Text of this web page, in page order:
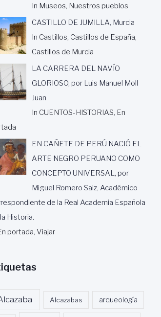
In Museos, Nuestros pueblos
CASTILLO DE JUMILLA, Murcia
In Castillos, Castillos de España,
Castillos de Murcia
LA CARRERA DEL NAVÍO
GLORIOSO, por Luis Manuel Moll
Juan
In CUENTOS-HISTORIAS, En
EN CAÑETE DE PERÚ NACIÓ EL
ARTE NEGRO PERUANO COMO
CONCEPTO UNIVERSAL, por
Miguel Romero Saiz, Académico
de la Real Academia Española
Historia.
portada, Viajar
Alcazabas arqueología